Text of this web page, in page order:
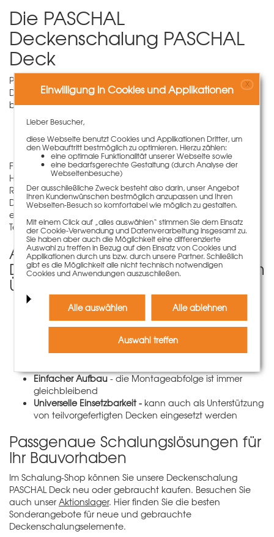
Die PASCHAL
Deckenschalung PASCHAL
Deck
PASCHAL Deck ist eine Jochträger-Querträger-
Deckenschalung für den Wohnungs- und Industriebau. Sie
besteht aus drei Hauptkomponenten:
Baustützen
H20 Träger
Schaltafeln
Flexibel und optimiert einsetzbar: Durch Überlappung der
H20 Träger lässt sich dieses System flexibel auf verschiedene
Raumgrößen anpassen. Auch bei unterschiedlichen
Deckenstärken lässt sich die PASCHAL Deck optimiert
einsetzen, indem ausschließlich die statisch erforderlichen
Teile eingebaut werden.
Alle Vorteile unserer
Deckenschalung PASCHAL Deck im
Überblick:
Optimierter Materialeinsatz
Überlappung der H20-Träger ist jedes Maß erzielbar
Niedriger Materialpreis
Einfaches Handling- überzeugt durch ein geringes
Einfacher Aufbau- die Montageabfolge ist immer
gleichbleibend
Universelle Einsetzbarkeit- kann auch als Unterstützung
von teilvorgefertigten Decken eingesetzt werden
Passgenaue Schalungslösungen für
Ihr Bauvorhaben
Im Schalung-Shop können Sie unsere Deckenschalung
PASCHAL Deck neu oder gebraucht kaufen. Besuchen Sie
auch unser Aktionslager. Hier finden Sie die besten
Sonderangebote für neue und gebrauchte
Deckenschalungselemente.
Einwilligung in Cookies und Applikationen X
Lieber Besucher,
diese Webseite benutzt Cookies und Applikationen Dritter, um
den Webauftritt bestmöglich zu optimieren. Hierzu zählen:
eine optimale Funktionalität unserer Webseite sowie
eine bedarfsgerechte Gestaltung (durch Analyse der
Webseitenbesuche)
Der ausschließliche Zweck besteht also darin, unser Angebot
Ihren Kundenwünschen bestmöglich anzupassen und Ihren
Webseiten-Besuch so komfortabel wie möglich zu gestalten.
Mit einem Click auf „alles auswählen“ stimmen Sie dem Einsatz
der Cookie-Verwendung und Datenverarbeitung insgesamt zu.
Sie haben aber auch die Möglichkeit eine differenzierte
Auswahl zu treffen in Bezug auf den Einsatz von Cookies und
Applikationen durch uns bzw. durch unsere Partner. Schließlich
gibt es die Möglichkeit alle nicht technisch notwendigen
Cookies und Anwendungen auszuschließen.
Alle auswählen Alle ablehnen
Auswahl treffen